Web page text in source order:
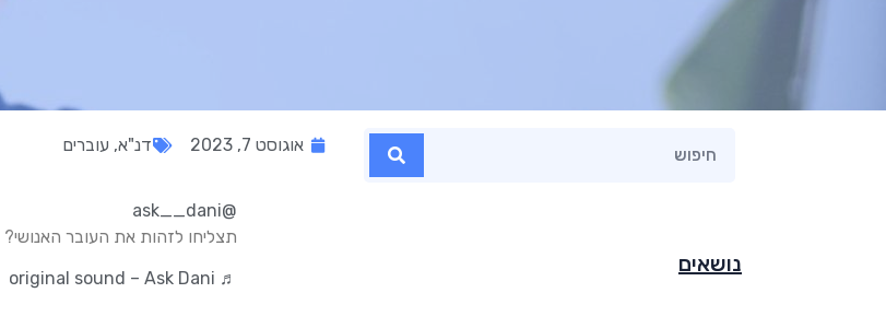
נושאים
אוגוסט 7, 2023 דנ"א, עוברים
@ask__dani
תצליחו לזהות את העובר האנושי?
♬ original sound – Ask Dani